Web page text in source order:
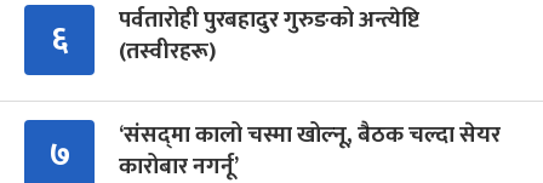
६
पर्वतारोही पुरबहादुर गुरुङको अन्त्येष्टि
(तस्वीरहरू)
७
‘संसद्‍मा कालो चस्मा खोल्नू, बैठक चल्दा सेयर
कारोबार नगर्नू’